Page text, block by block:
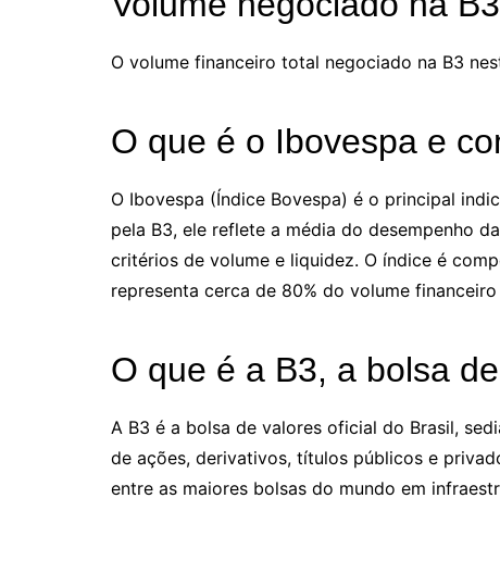
O volume financeiro total negociado na B3
O que é o Ibovespa e
O Ibovespa (Índice Bovespa) é o principal
pela B3, ele reflete a média do desempenho
critérios de volume e liquidez. O índice é
representa cerca de 80% do volume
O que é a B3, a bolsa
A B3 é a bolsa de valores oficial do Brasil,
de ações, derivativos, títulos públicos e
entre as maiores bolsas do mundo em